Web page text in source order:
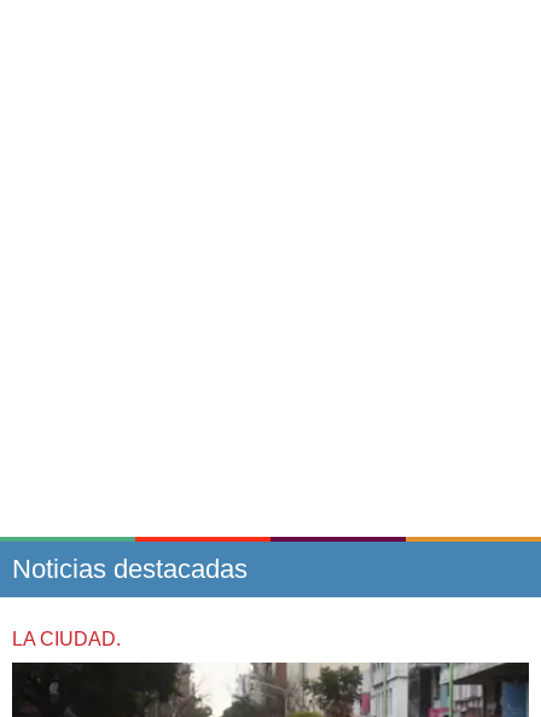
Noticias destacadas
LA CIUDAD.